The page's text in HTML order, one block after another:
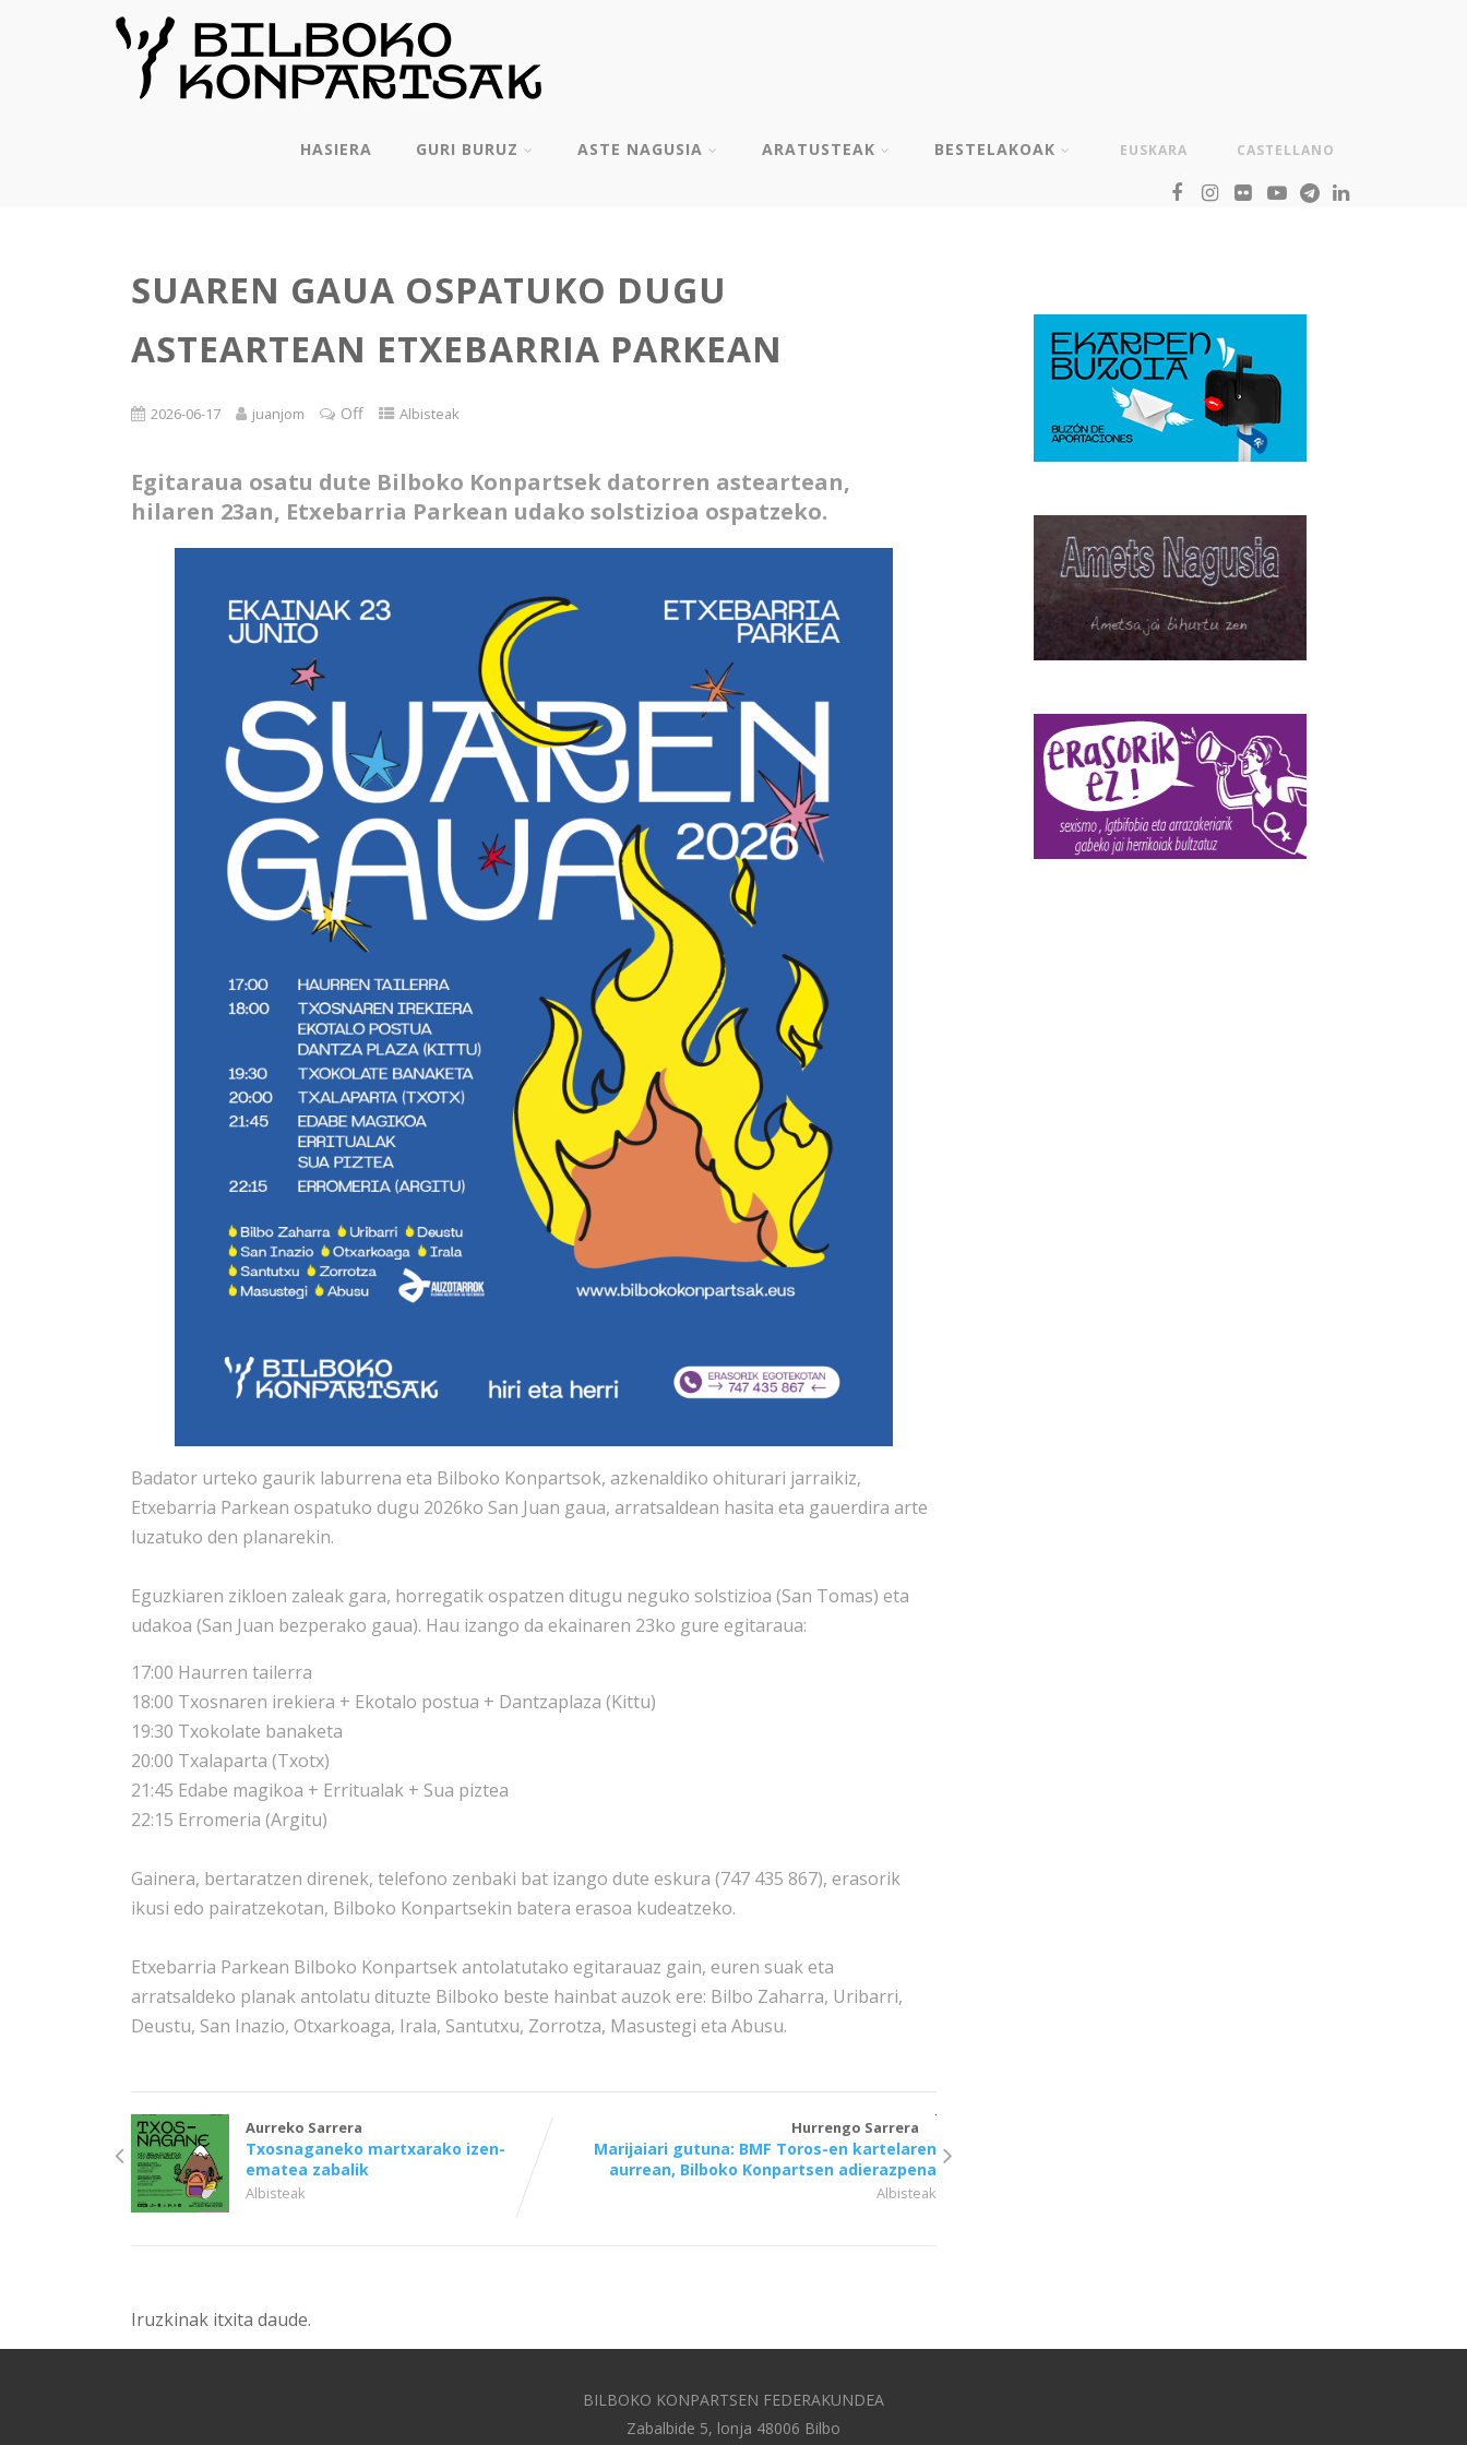
HASIERA GURI BURUZ ASTE NAGUSIA ARATUSTEAK BESTELAKOAK EUSKARA CASTELLANO
SUAREN GAUA OSPATUKO DUGU
ASTEARTEAN ETXEBARRIA PARKEAN
2026-06-17 juanjom Off Albisteak
Egitaraua osatu dute Bilboko Konpartsek datorren asteartean,
hilaren 23an, Etxebarria Parkean udako solstizioa ospatzeko.
Badator urteko gaurik laburrena eta Bilboko Konpartsok, azkenaldiko ohiturari jarraikiz,
Etxebarria Parkean ospatuko dugu 2026ko San Juan gaua, arratsaldean hasita eta gauerdira arte
luzatuko den planarekin.
Eguzkiaren zikloen zaleak gara, horregatik ospatzen ditugu neguko solstizioa (San Tomas) eta
udakoa (San Juan bezperako gaua). Hau izango da ekainaren 23ko gure egitaraua:
17:00 Haurren tailerra
18:00 Txosnaren irekiera + Ekotalo postua + Dantzaplaza (Kittu)
19:30 Txokolate banaketa
20:00 Txalaparta (Txotx)
21:45 Edabe magikoa + Erritualak + Sua piztea
22:15 Erromeria (Argitu)
Gainera, bertaratzen direnek, telefono zenbaki bat izango dute eskura (747 435 867), erasorik
ikusi edo pairatzekotan, Bilboko Konpartsekin batera erasoa kudeatzeko.
Etxebarria Parkean Bilboko Konpartsek antolatutako egitarauaz gain, euren suak eta
arratsaldeko planak antolatu dituzte Bilboko beste hainbat auzok ere: Bilbo Zaharra, Uribarri,
Deustu, San Inazio, Otxarkoaga, Irala, Santutxu, Zorrotza, Masustegi eta Abusu.
Aurreko Sarrera
Txosnaganeko martxarako izen-
ematea zabalik
Albisteak
Hurrengo Sarrera
Marijaiari gutuna: BMF Toros-en kartelaren
aurrean, Bilboko Konpartsen adierazpena
Albisteak
Iruzkinak itxita daude.
BILBOKO KONPARTSEN FEDERAKUNDEA
Zabalbide 5, lonja 48006 Bilbo